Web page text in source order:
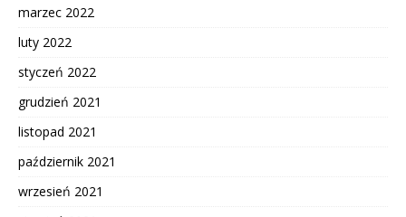
marzec 2022
luty 2022
styczeń 2022
grudzień 2021
listopad 2021
październik 2021
wrzesień 2021